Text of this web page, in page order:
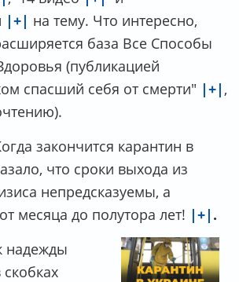
|+| на тему. Что интересно,
база Все Способы
(публикацией
спасший себя от смерти" |+| ,
закончится карантин в
что сроки выхода из
непредсказуемы, а
месяца до полутора лет! |+| .
надежды